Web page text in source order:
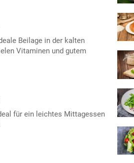
Beilage in der kalten
Vitaminen und gutem
für ein leichtes Mittagessen